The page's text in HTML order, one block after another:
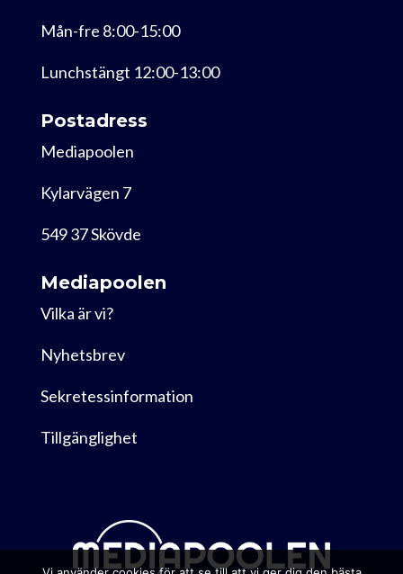
Mån-fre 8:00-15:00
Lunchstängt 12:00-13:00
Postadress
Mediapoolen
Kylarvägen 7
549 37 Skövde
Mediapoolen
Vilka är vi?
Nyhetsbrev
Sekretessinformation
Tillgänglighet